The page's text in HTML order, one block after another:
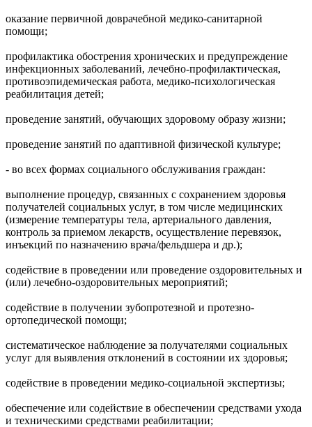
оказание первичной доврачебной медико-санитарной
помощи;
профилактика обострения хронических и предупреждение
инфекционных заболеваний, лечебно-профилактическая,
противоэпидемическая работа, медико-психологическая
реабилитация детей;
проведение занятий, обучающих здоровому образу жизни;
проведение занятий по адаптивной физической культуре;
- во всех формах социального обслуживания граждан:
выполнение процедур, связанных с сохранением здоровья
получателей социальных услуг, в том числе медицинских
(измерение температуры тела, артериального давления,
контроль за приемом лекарств, осуществление перевязок,
инъекций по назначению врача/фельдшера и др.);
содействие в проведении или проведение оздоровительных и
(или) лечебно-оздоровительных мероприятий;
содействие в получении зубопротезной и протезно-
ортопедической помощи;
систематическое наблюдение за получателями социальных
услуг для выявления отклонений в состоянии их здоровья;
содействие в проведении медико-социальной экспертизы;
обеспечение или содействие в обеспечении средствами ухода
и техническими средствами реабилитации;